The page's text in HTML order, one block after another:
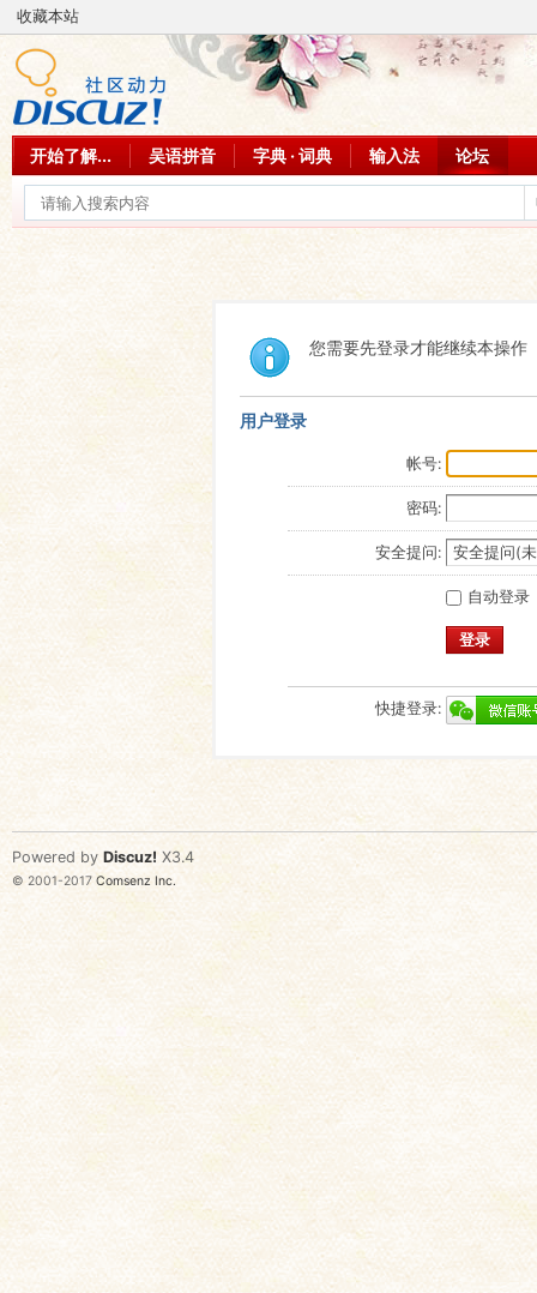
收藏本站
开始了解... 吴语拼音 字典 · 词典 输入法 论坛
您需要先登录才能继续本操作
用户登录
帐号:
密码:
安全提问:
自动登录
登录
快捷登录:
Powered by Discuz! X3.4
© 2001-2017 Comsenz Inc.